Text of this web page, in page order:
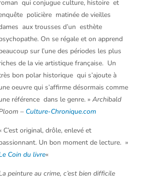
qui conjugue culture, histoire et
policière matinée de vieilles
aux trousses d’un esthète
On se régale et on apprend
sur l’une des périodes les plus
de la vie artistique française. Un
bon polar historique qui s’ajoute à
oeuvre qui s’affirme désormais comme
référence dans le genre. » Archibald
– Culture-Chronique.com
C’est original, drôle, enlevé et
Un bon moment de lecture. »
Coin du livre«
peinture au crime, c’est bien difficile